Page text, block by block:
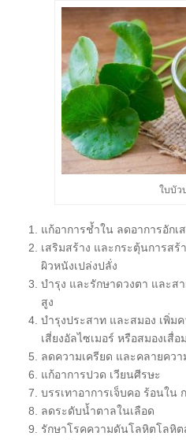
ใบบัว
แก้อาการช้ำใน ลดอาการอักเ
เสริมสร้าง และกระตุ้นการส
ผิวหนังเปล่งปลั่ง
บำรุง และรักษาดวงตา และส
สูง
บำรุงประสาท และสมอง เพิ่ม
เสี่ยงอัลไซเมอร์ หรือสมองเสื่อม
ลดความเครียด และคลายควา
แก้อาการปวด เวียนศีรษะ
บรรเทาอาการเจ็บคอ ร้อนใน
ลดระดับน้ำตาลในเลือด
รักษาโรคความดันโลหิตโลหิต